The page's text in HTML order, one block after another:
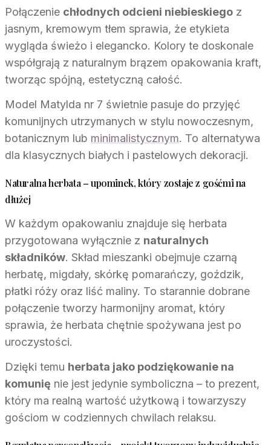
Połączenie chłodnych odcieni niebieskiego z
jasnym, kremowym tłem sprawia, że etykieta
wygląda świeżo i elegancko. Kolory te doskonale
współgrają z naturalnym brązem opakowania kraft,
tworząc spójną, estetyczną całość.
Model Matylda nr 7 świetnie pasuje do przyjęć
komunijnych utrzymanych w stylu nowoczesnym,
botanicznym lub minimalistycznym. To alternatywa
dla klasycznych białych i pastelowych dekoracji.
Naturalna herbata – upominek, który zostaje z gośćmi na
dłużej
W każdym opakowaniu znajduje się herbata
przygotowana wyłącznie z naturalnych
składników. Skład mieszanki obejmuje czarną
herbatę, migdały, skórkę pomarańczy, goździk,
płatki róży oraz liść maliny. To starannie dobrane
połączenie tworzy harmonijny aromat, który
sprawia, że herbata chętnie spożywana jest po
uroczystości.
Dzięki temu herbata jako podziękowanie na
komunię nie jest jedynie symboliczna – to prezent,
który ma realną wartość użytkową i towarzyszy
gościom w codziennych chwilach relaksu.